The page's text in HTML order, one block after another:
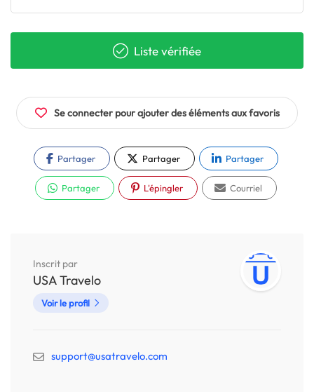
Liste vérifiée
Se connecter pour ajouter des éléments aux favoris
Partager Partager Partager
Partager L'épingler Courriel
Inscrit par
USA Travelo
Voir le profil
support@usatravelo.com